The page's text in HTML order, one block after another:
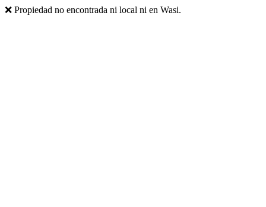
❌ Propiedad no encontrada ni local ni en Wasi.